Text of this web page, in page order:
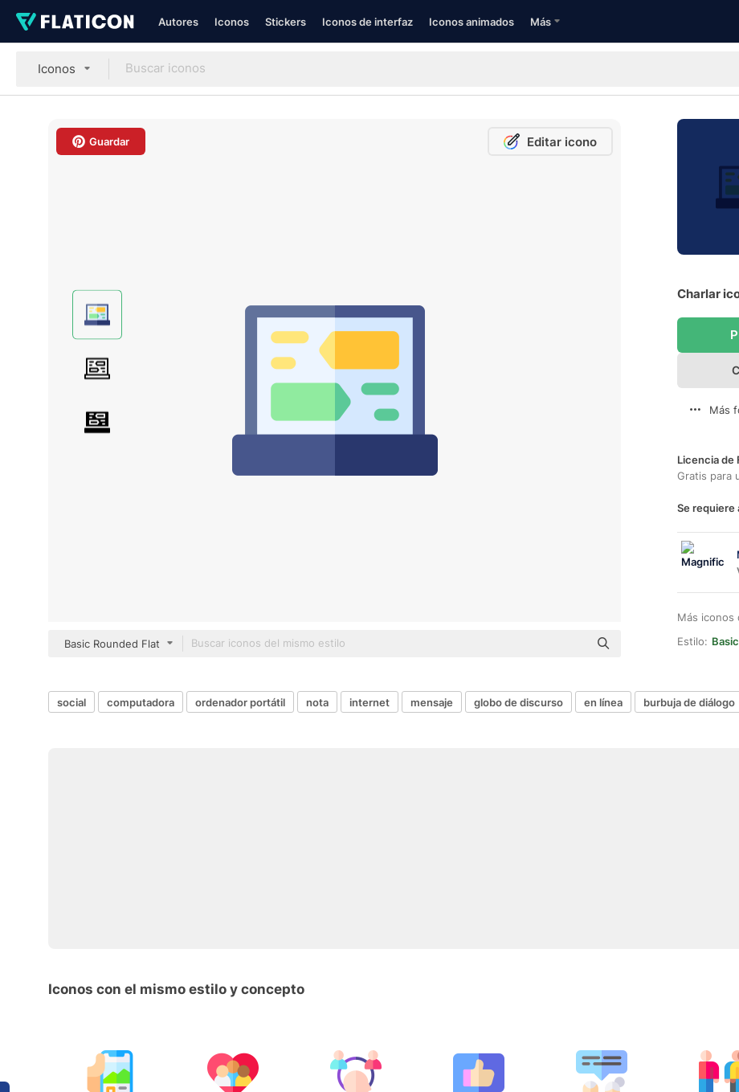
Autores Iconos Stickers Iconos de interfaz Iconos animados Más
Iconos
Guardar Editar icono
Basic Rounded Flat
Charlar
Más
Licencia de
Gratis para
Se requiere
Más iconos
Estilo:
social computadora ordenador portátil nota internet mensaje globo de discurso en línea burbuja de diálogo
Iconos con el mismo estilo y concepto